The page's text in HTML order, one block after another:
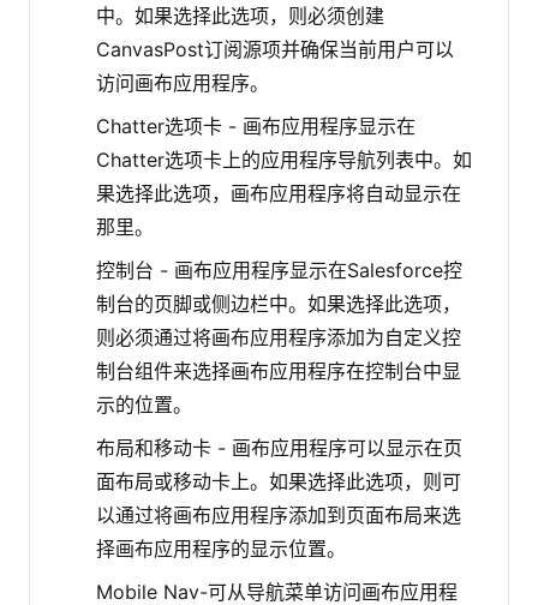
中。如果选择此选项，则必须创建
CanvasPost订阅源项并确保当前用户可以
访问画布应用程序。
Chatter选项卡 - 画布应用程序显示在
Chatter选项卡上的应用程序导航列表中。如
果选择此选项，画布应用程序将自动显示在
那里。
控制台 - 画布应用程序显示在Salesforce控
制台的页脚或侧边栏中。如果选择此选项，
则必须通过将画布应用程序添加为自定义控
制台组件来选择画布应用程序在控制台中显
示的位置。
布局和移动卡 - 画布应用程序可以显示在页
面布局或移动卡上。如果选择此选项，则可
以通过将画布应用程序添加到页面布局来选
择画布应用程序的显示位置。
Mobile Nav-可从导航菜单访问画布应用程